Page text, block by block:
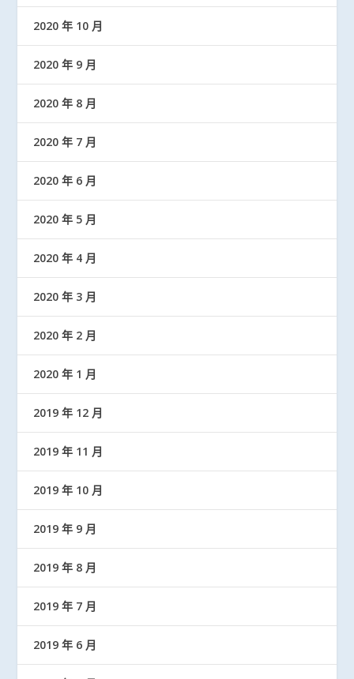
2020 年 10 月
2020 年 9 月
2020 年 8 月
2020 年 7 月
2020 年 6 月
2020 年 5 月
2020 年 4 月
2020 年 3 月
2020 年 2 月
2020 年 1 月
2019 年 12 月
2019 年 11 月
2019 年 10 月
2019 年 9 月
2019 年 8 月
2019 年 7 月
2019 年 6 月